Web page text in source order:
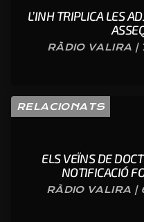
L’INH TRIPLICA LES
RÀDIO VALIRA
RELACIONATS
ELS VEÏNS DE
NOTIFICACIÓ
RÀDIO VALIRA